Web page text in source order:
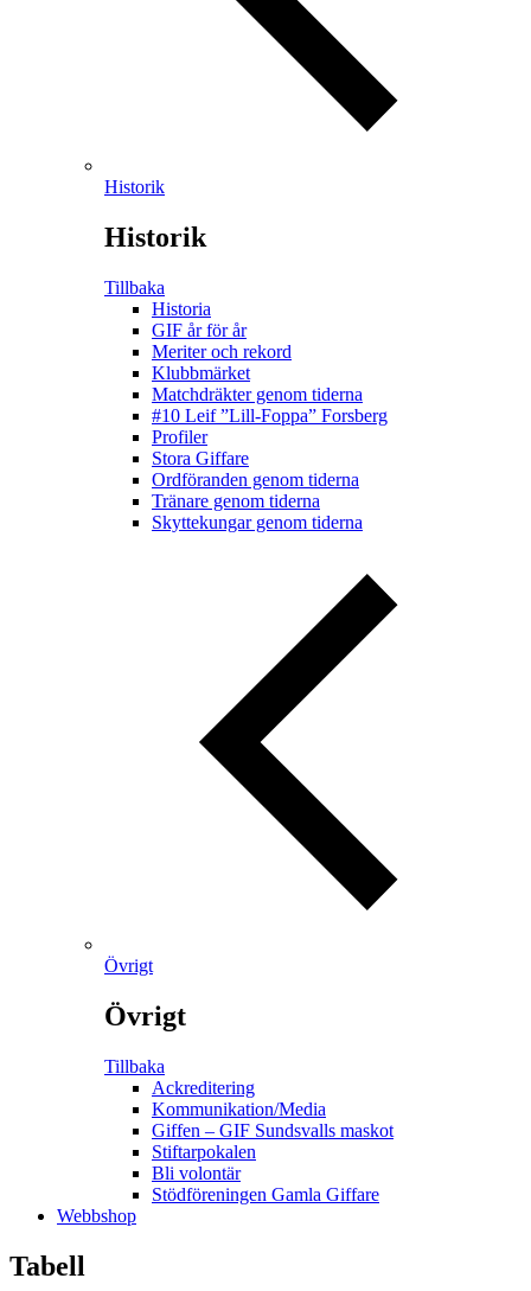
Historik
Historik
Tillbaka
Historia
GIF år för år
Meriter och rekord
Klubbmärket
Matchdräkter genom tiderna
#10 Leif ”Lill-Foppa” Forsberg
Profiler
Stora Giffare
Ordföranden genom tiderna
Tränare genom tiderna
Skyttekungar genom tiderna
Övrigt
Övrigt
Tillbaka
Ackreditering
Kommunikation/Media
Giffen – GIF Sundsvalls maskot
Stiftarpokalen
Bli volontär
Stödföreningen Gamla Giffare
Webbshop
Tabell